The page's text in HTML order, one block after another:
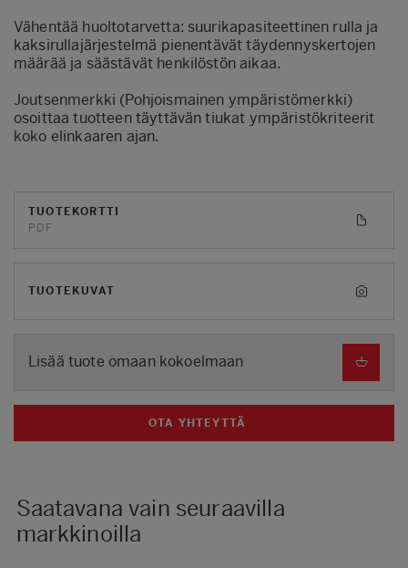
Vähentää huoltotarvetta: suurikapasiteettinen rulla ja
kaksirullajärjestelmä pienentävät täydennyskertojen
määrää ja säästävät henkilöstön aikaa.
Joutsenmerkki (Pohjoismainen ympäristömerkki)
osoittaa tuotteen täyttävän tiukat ympäristökriteerit
koko elinkaaren ajan.
TUOTEKORTTI
PDF
TUOTEKUVAT
Lisää tuote omaan kokoelmaan
OTA YHTEYTTÄ
Saatavana vain seuraavilla
markkinoilla